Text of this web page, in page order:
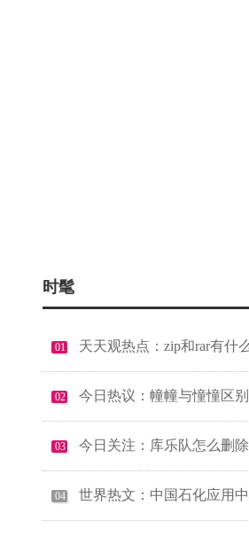
前沿热点：驱赶喜鹊妙招（驱赶）
时髦
01
02
03
04